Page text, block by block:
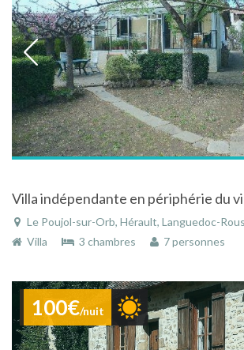
Le Poujol-sur-Orb, Hérault, Languedoc-
Villa
3 chambres 7 personnes
100€/nuit